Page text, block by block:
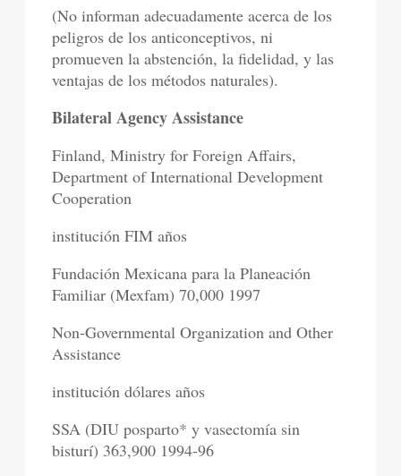
(No informan adecuadamente acerca de los
peligros de los anticonceptivos, ni
promueven la abstención, la fidelidad, y las
ventajas de los métodos naturales).
Bilateral Agency Assistance
Finland, Ministry for Foreign Affairs,
Department of International Development
Cooperation
institución FIM años
Fundación Mexicana para la Planeación
Familiar (Mexfam) 70,000 1997
Non-Governmental Organization and Other
Assistance
institución dólares años
SSA (DIU posparto* y vasectomía sin
bisturí) 363,900 1994-96